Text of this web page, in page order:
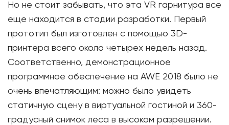
Но не стоит забывать, что эта VR гарнитура все
еще находится в стадии разработки. Первый
прототип был изготовлен с помощью 3D-
принтера всего около четырех недель назад.
Соответственно, демонстрационное
программное обеспечение на AWE 2018 было не
очень впечатляющим: можно было увидеть
статичную сцену в виртуальной гостиной и 360-
градусный снимок леса в высоком разрешении.